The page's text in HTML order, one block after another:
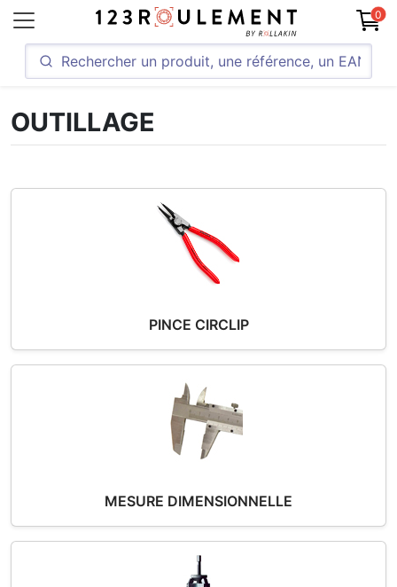
0
OUTILLAGE
PINCE CIRCLIP
MESURE DIMENSIONNELLE